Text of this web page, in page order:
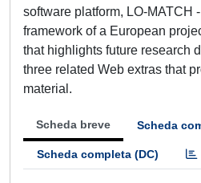
software platform, LO-MATCH
framework of a European
that highlights future research
three related Web extras that
material.
Scheda breve Scheda
Scheda completa (DC)